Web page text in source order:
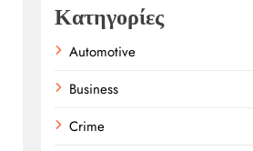
Κατηγορίες
Automotive
Business
Crime